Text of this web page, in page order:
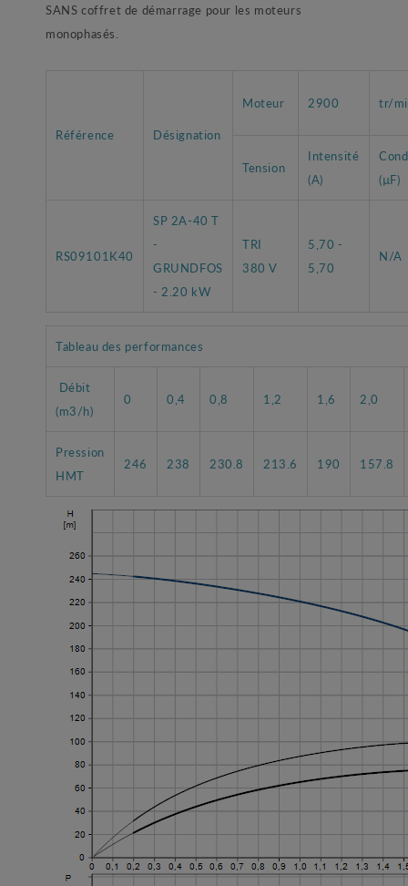
SANS coffret de démarrage pour les moteurs
monophasés.
Référence Désignation
Moteur 2900 tr/
Tension
Intensité
(A)
(µF)
RS09101K40
SP 2A-40 T
-
GRUNDFOS
- 2.20 kW
TRI
380 V
5,70 -
5,70
N/A
Tableau des performances
Débit
(m3/h)
0 0,4 0,8 1,2 1,6 2,0
Pression
HMT
246 238 230.8 213.6 190 157.8